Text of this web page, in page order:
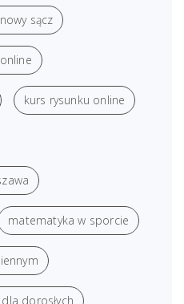
sącz
kurs rysunku online
matematyka w sporcie
dorosłych